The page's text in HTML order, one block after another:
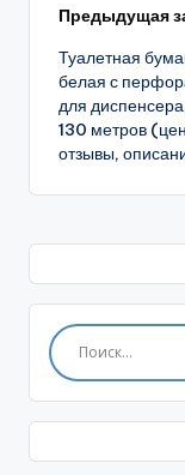
записи
Предыдущая
Туалетная
белая с
для
130 метров
отзывы,